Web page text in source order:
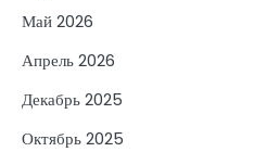
Май 2026
Апрель 2026
Декабрь 2025
Октябрь 2025